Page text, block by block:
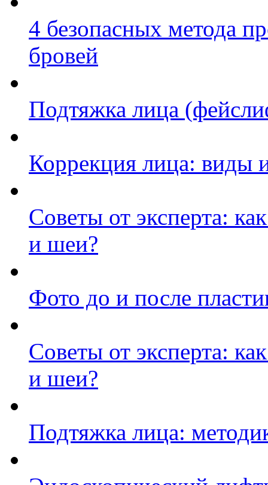
4 безопасных метода
бровей
Подтяжка лица
Коррекция лица: виды
Советы от эксперта:
и шеи?
Фото до и после
Советы от эксперта:
и шеи?
Подтяжка лица: